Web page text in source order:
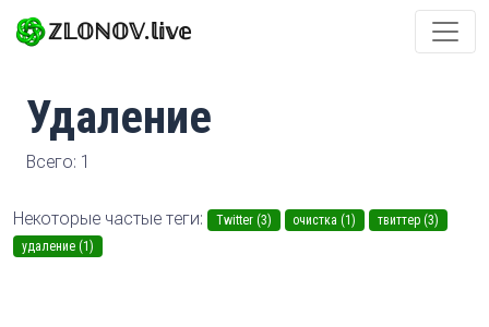
ℤ𝕃𝕆ℕ𝕆𝕍.𝕝𝕚𝕧𝕖
Удаление
Всего: 1
Некоторые частые теги: Twitter (3) очистка (1)
твиттер (3)
удаление (1)